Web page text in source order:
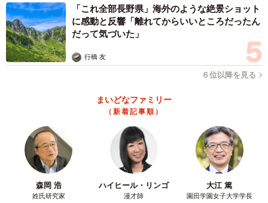
「これ全部長野県」海外のような絶景ショット
に感動と反響「離れてからいいところだったん
だって気づいた」
行橋 友
６位以降を見る
まいどなファミリー
（新着記事順）
森岡 浩
姓氏研究家
ハイヒール・リンゴ
漫才師
大江 篤
園田学園女子大学学長